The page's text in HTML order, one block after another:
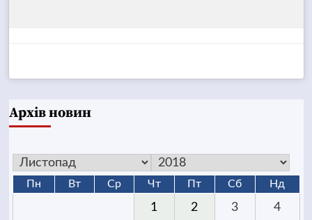
Архів новин
Пн Вт Ср Чт Пт Сб Нд
1 2 3 4